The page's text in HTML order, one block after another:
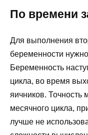
По времени
Для выполнения
беременности
Беременность
цикла, во время
яичников. Точность
месячного цикла,
лучше не